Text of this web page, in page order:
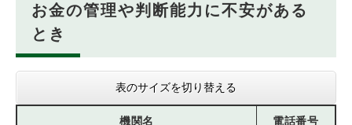
お金の管理や判断能力に不安がある
とき
表のサイズを切り替える
機関名 電話番号